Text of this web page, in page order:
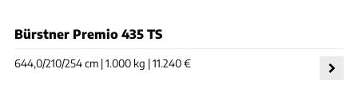
Bürstner Premio 435 TS
644,0/210/254 cm | 1.000 kg | 11.240 €